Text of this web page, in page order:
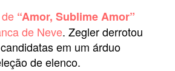
de “Amor, Sublime Amor”
de Neve. Zegler derrotou
em um árduo
de elenco.